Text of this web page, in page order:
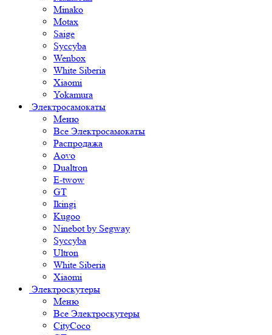
Minako
Motax
Saige
Syccyba
Wenbox
White Siberia
Xiaomi
Yokamura
Электросамокаты
Меню
Все Электросамокаты
Распродажа
Aovo
Dualtron
E-twow
GT
Ikingi
Kugoo
Ninebot by Segway
Syccyba
Ultron
White Siberia
Xiaomi
Электроскутеры
Меню
Все Электроскутеры
CityCoco